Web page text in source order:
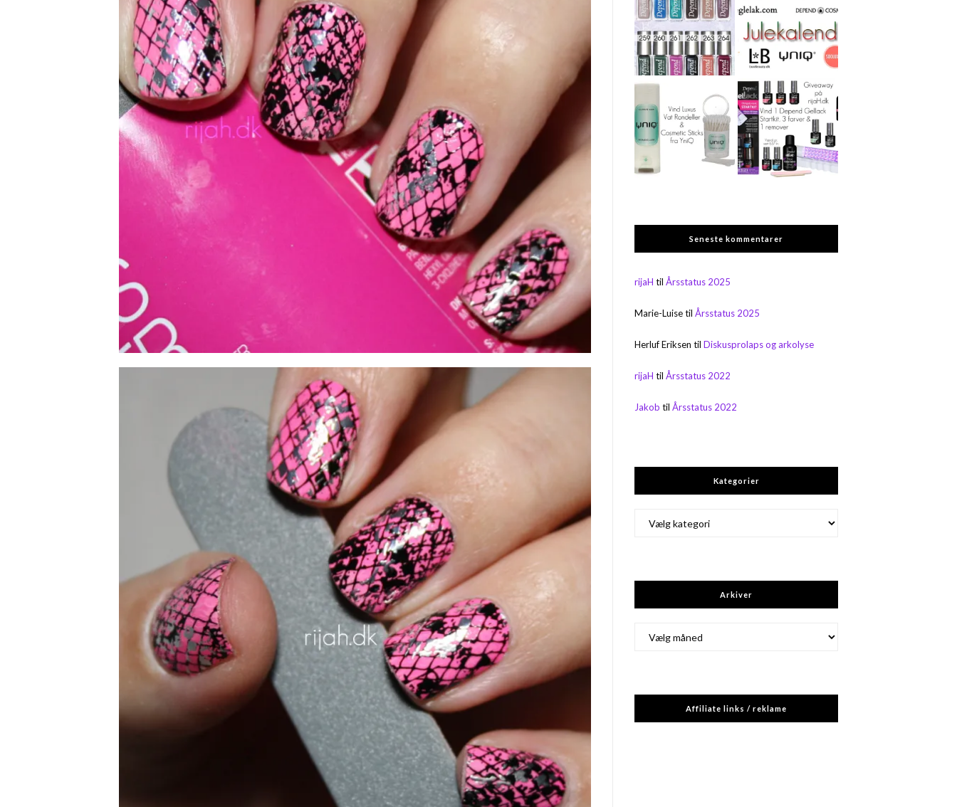
Seneste kommentarer
rijaH tilÅrsstatus 2025
Marie-LuisetilÅrsstatus 2025
Herluf Eriksen tilDiskusprolaps og arkolyse
rijaH tilÅrsstatus 2022
Jakob tilÅrsstatus 2022
Kategorier
Arkiver
Affiliate links / reklame